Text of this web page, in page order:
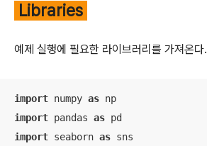
Libraries
예제 실행에 필요한 라이브러리를 가져온다.
import numpy as
import pandas as
import seaborn as